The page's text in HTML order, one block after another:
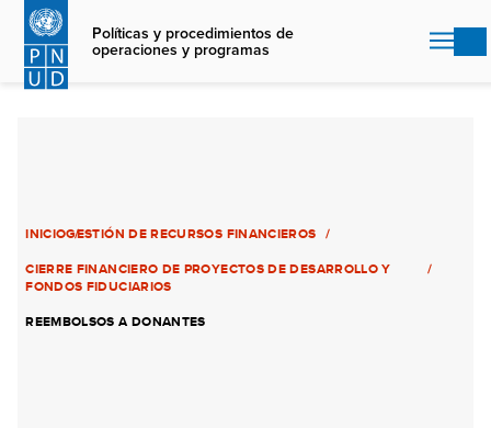
Skip
main
content
Políticas y procedimientos de
operaciones y programas
INICIOGESTIÓN DE RECURSOS FINANCIEROS
CIERRE FINANCIERO DE PROYECTOS DE DESARROLLO Y
FONDOS FIDUCIARIOS
REEMBOLSOS A DONANTES